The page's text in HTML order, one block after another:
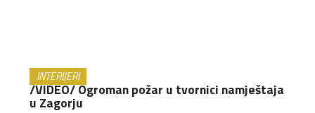
INTERIJERI
/VIDEO/ Ogroman požar u tvornici namještaja
u Zagorju